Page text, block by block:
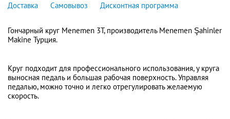
Доставка Самовывоз Дисконтная программа
Гончарный круг Menemen 3T, производитель Menemen Şahinler
Makine Турция.
Круг подходит для профессионального использования, у круга
выносная педаль и большая рабочая поверхность. Управляя
педалью, можно точно и легко отрегулировать желаемую
скорость.